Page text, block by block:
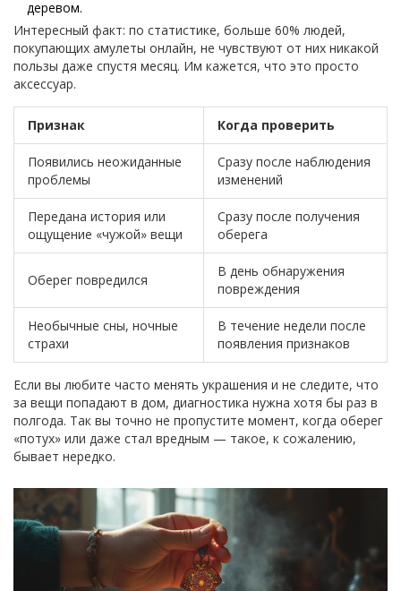
деревом.
Интересный факт: по статистике, больше 60% людей,
покупающих амулеты онлайн, не чувствуют от них никакой
пользы даже спустя месяц. Им кажется, что это просто
аксессуар.
Признак Когда проверить
Появились неожиданные
проблемы
Сразу после наблюдения
изменений
Передана история или
ощущение «чужой» вещи
Сразу после получения
оберега
Оберег повредился
В день обнаружения
повреждения
Необычные сны, ночные
страхи
В течение недели после
появления признаков
Если вы любите часто менять украшения и не следите, что
за вещи попадают в дом, диагностика нужна хотя бы раз в
полгода. Так вы точно не пропустите момент, когда оберег
«потух» или даже стал вредным — такое, к сожалению,
бывает нередко.